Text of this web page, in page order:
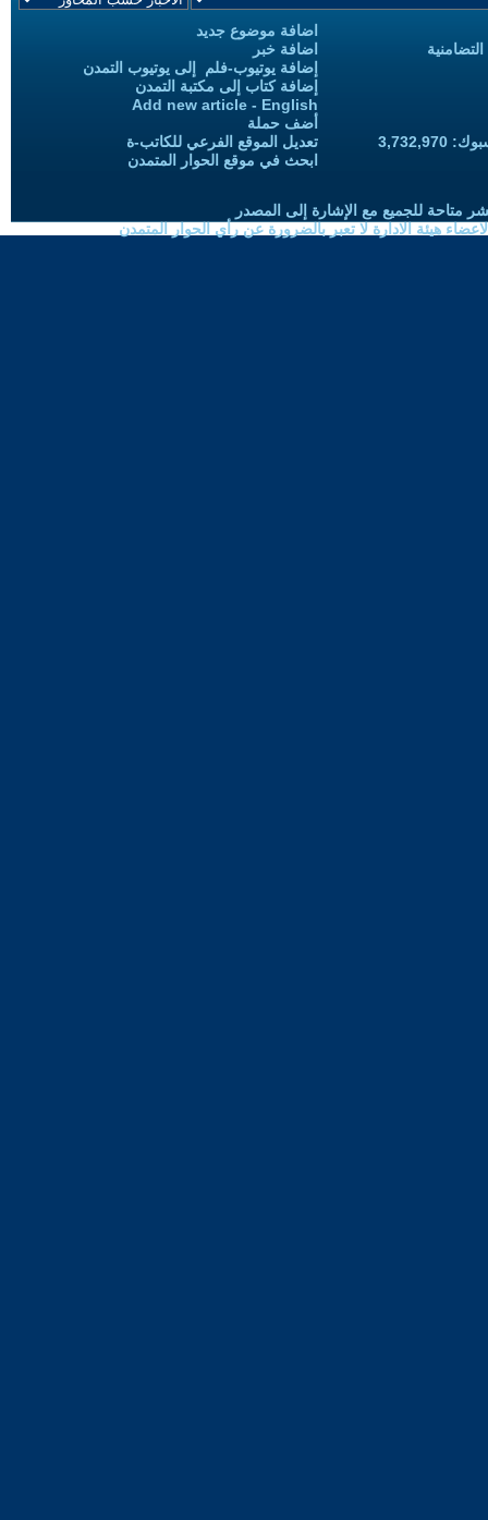
اضافة موضوع جديد
اضافة خبر
إضافة يوتيوب-فلم إلى يوتيوب التمدن
إضافة كتاب إلى مكتبة التمدن
Add new article - English
أضف حملة
تعديل الموقع الفرعي للكاتب-ة
ابحث في موقع الحوار المتمدن
متاحة للجميع مع الإشارة إلى المصدر
هيئة الادارة لا تعبر بالضرورة عن رأي الحوار المتمدن